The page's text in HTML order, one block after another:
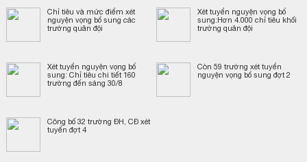
Chỉ tiêu và mức điểm xét
nguyện vọng bổ sung các
trường quân đội
Xét tuyển nguyện vọng bổ
sung:Hơn 4.000 chỉ tiêu khối
trường quân đội
Xét tuyển nguyện vọng bổ
sung: Chỉ tiêu chi tiết 160
trường đến sáng 30/8
Còn 59 trường xét tuyển
nguyện vọng bổ sung đợt 2
Công bố 32 trường ĐH, CĐ xét
tuyển đợt 4